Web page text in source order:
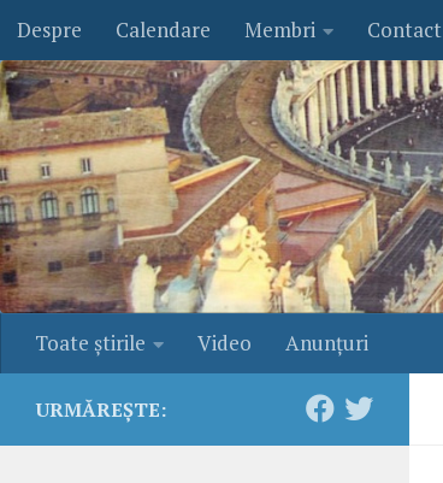
Skip to content
Despre Calendare Membri Contact
Toate ştirile Video Anunţuri
URMĂREȘTE: